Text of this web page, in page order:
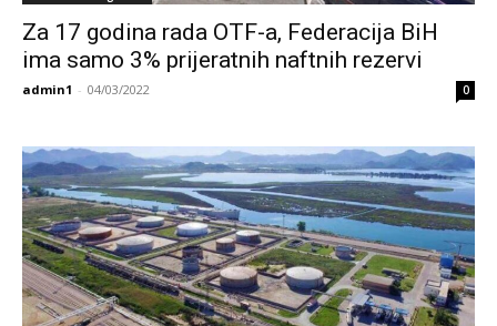
Za 17 godina rada OTF-a, Federacija BiH
ima samo 3% prijeratnih naftnih rezervi
admin1 - 04/03/2022 0